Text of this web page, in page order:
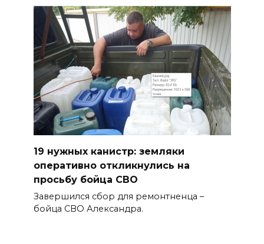
19 нужных канистр: земляки
оперативно откликнулись на
просьбу бойца СВО
Завершился сбор для ремонтненца –
бойца СВО Александра.